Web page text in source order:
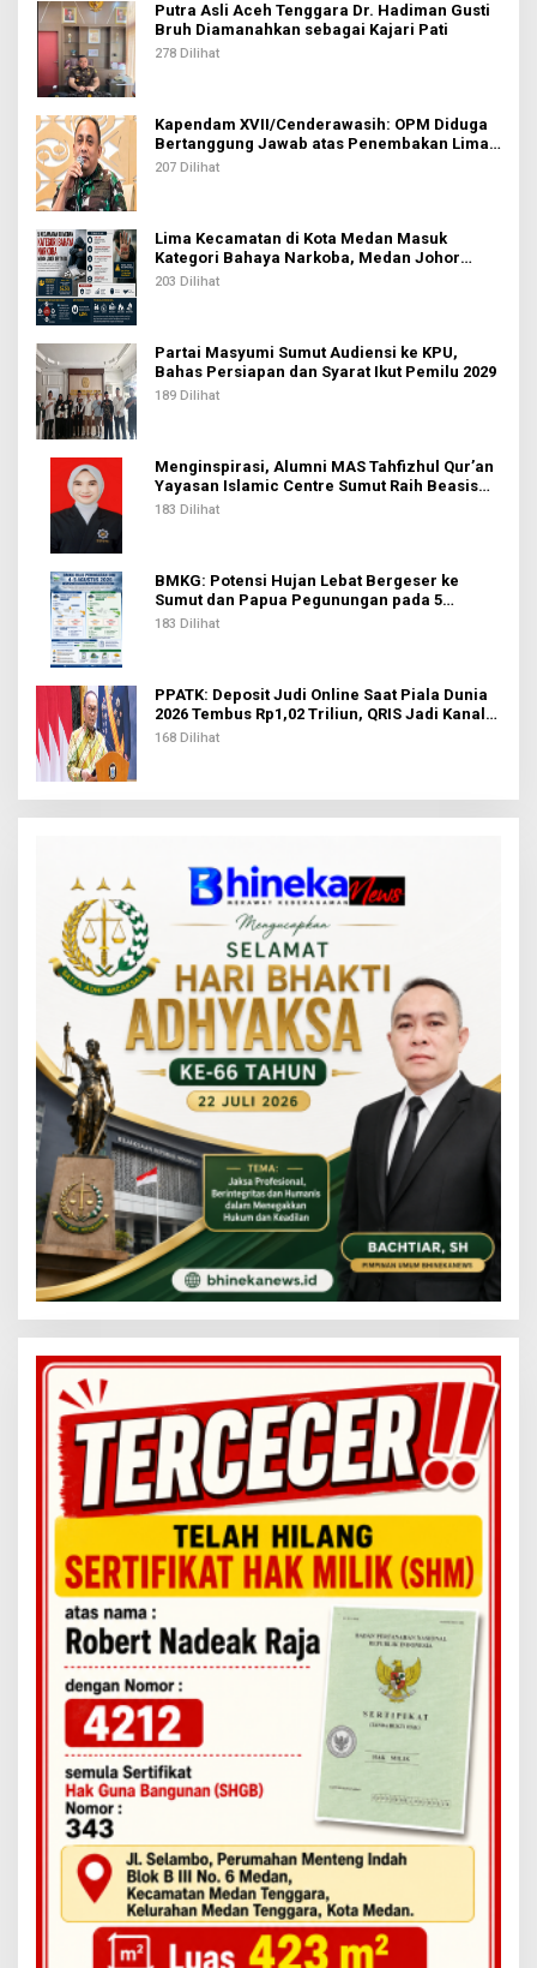
Putra Asli Aceh Tenggara Dr. Hadiman Gusti
Bruh Diamanahkan sebagai Kajari Pati
278 Dilihat
Kapendam XVII/Cenderawasih: OPM Diduga
Bertanggung Jawab atas Penembakan Lima
Pekerja di Tolikara
207 Dilihat
Lima Kecamatan di Kota Medan Masuk
Kategori Bahaya Narkoba, Medan Johor
Tertinggi
203 Dilihat
Partai Masyumi Sumut Audiensi ke KPU,
Bahas Persiapan dan Syarat Ikut Pemilu 2029
189 Dilihat
Menginspirasi, Alumni MAS Tahfizhul Qur’an
Yayasan Islamic Centre Sumut Raih Beasiswa
BIB Kemenag
183 Dilihat
BMKG: Potensi Hujan Lebat Bergeser ke
Sumut dan Papua Pegunungan pada 5
Agustus
183 Dilihat
PPATK: Deposit Judi Online Saat Piala Dunia
2026 Tembus Rp1,02 Triliun, QRIS Jadi Kanal
Terbanyak
168 Dilihat